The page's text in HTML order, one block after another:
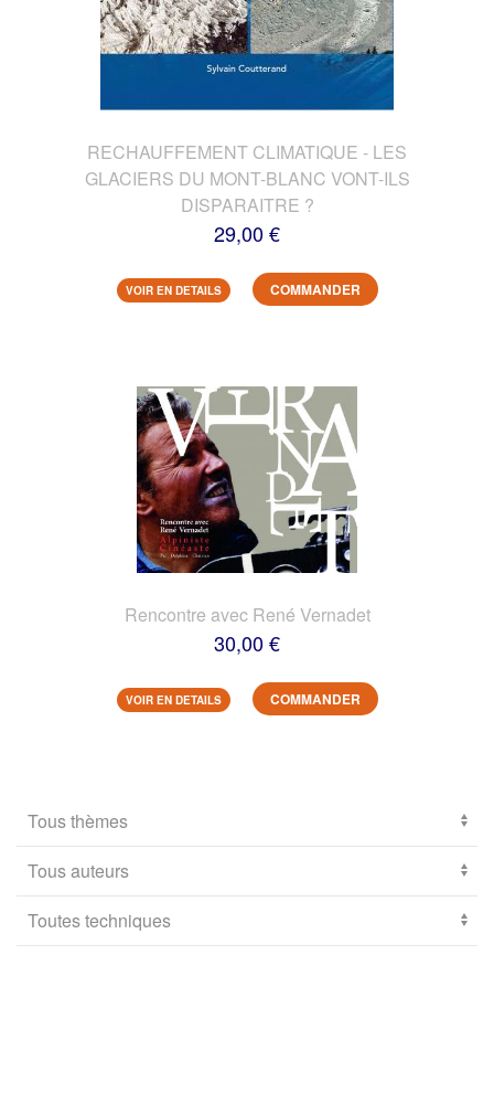
RECHAUFFEMENT CLIMATIQUE - LES
GLACIERS DU MONT-BLANC VONT-ILS
DISPARAITRE ?
29,00 €
VOIR EN DETAILS COMMANDER
Rencontre avec René Vernadet
30,00 €
VOIR EN DETAILS COMMANDER